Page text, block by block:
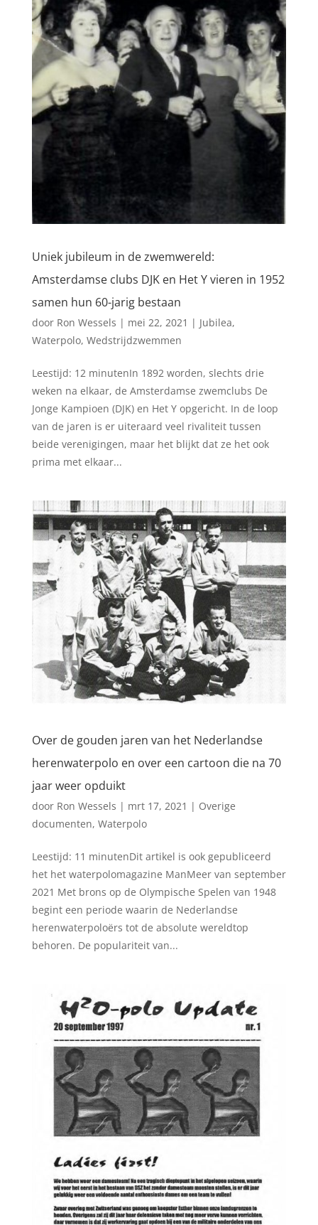
Uniek jubileum in de zwemwereld:
Amsterdamse clubs DJK en Het Y vieren in 1952
samen hun 60-jarig bestaan
door Ron Wessels | mei 22, 2021 | Jubilea,
Waterpolo, Wedstrijdzwemmen
Leestijd: 12 minutenIn 1892 worden, slechts drie
weken na elkaar, de Amsterdamse zwemclubs De
Jonge Kampioen (DJK) en Het Y opgericht. In de loop
van de jaren is er uiteraard veel rivaliteit tussen
beide verenigingen, maar het blijkt dat ze het ook
prima met elkaar...
Over de gouden jaren van het Nederlandse
herenwaterpolo en over een cartoon die na 70
jaar weer opduikt
door Ron Wessels | mrt 17, 2021 | Overige
documenten, Waterpolo
Leestijd: 11 minutenDit artikel is ook gepubliceerd
het het waterpolomagazine ManMeer van september
2021 Met brons op de Olympische Spelen van 1948
begint een periode waarin de Nederlandse
herenwaterpoloërs tot de absolute wereldtop
behoren. De populariteit van...